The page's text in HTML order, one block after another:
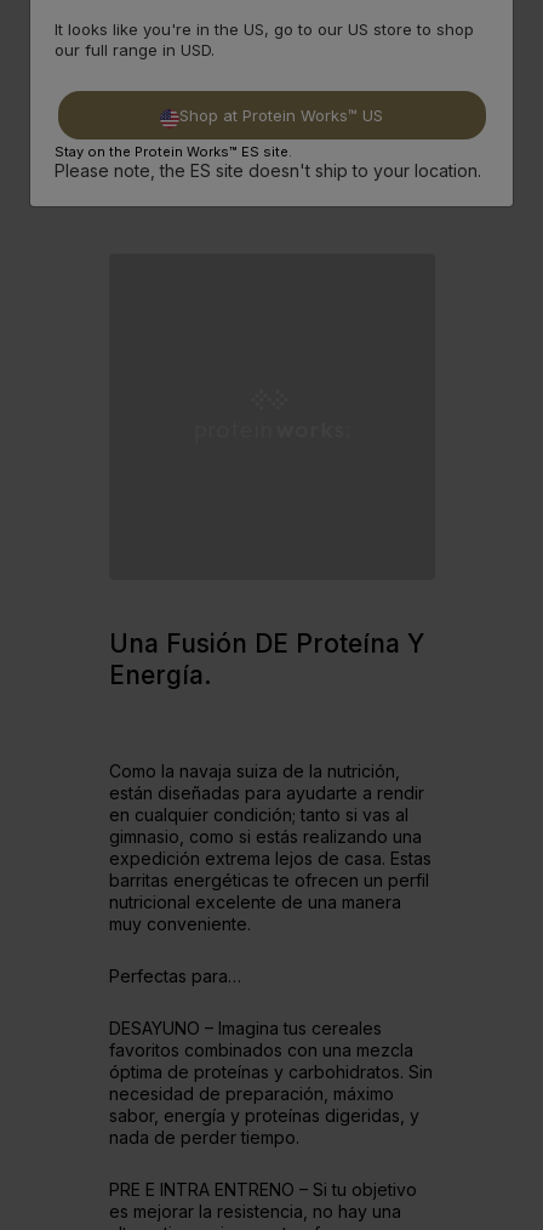
GRASAS SALUDABLES – Una fuente de
grasas saludables, que ofrecen energía
necesitas.
APTAS PARA VEGANOS – Para todos
aquellos que quieren un snack vegano
Una Fusión DE Proteína Y
Energía.
Como la navaja suiza de la nutrición,
están diseñadas para ayudarte a rendir
en cualquier condición; tanto si vas al
gimnasio, como si estás realizando una
expedición extrema lejos de casa. Estas
barritas energéticas te ofrecen un perfil
nutricional excelente de una manera
muy conveniente.
Perfectas para…
DESAYUNO – Imagina tus cereales
favoritos combinados con una mezcla
óptima de proteínas y carbohidratos. Sin
necesidad de preparación, máximo
sabor, energía y proteínas digeridas, y
nada de perder tiempo.
PRE E INTRA ENTRENO – Si tu objetivo
es mejorar la resistencia, no hay una
It looks like you're in the US, go to our US store to shop
our full range in USD.
Shop at Protein Works™ US
Stay on the Protein Works™ ES site.
Please note, the ES site doesn't ship to your location.